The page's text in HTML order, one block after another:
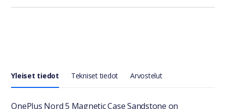
Yleiset tiedot Tekniset tiedot Arvostelut
OnePlus Nord 5 Magnetic Case Sandstone on